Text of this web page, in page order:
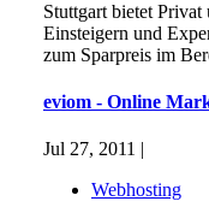
Stuttgart bietet
Einsteigern und
zum Sparpreis im
eviom - Online
Jul 27, 2011 |
Webhosting